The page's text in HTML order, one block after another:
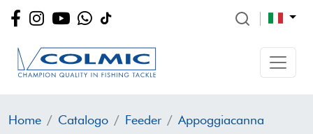
Home Catalogo Feeder Appoggiacanna